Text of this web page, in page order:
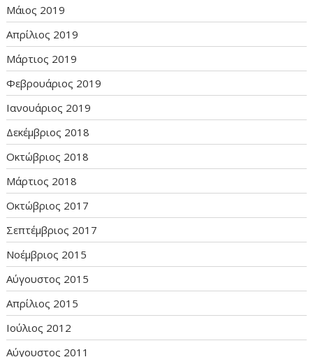
Μάιος 2019
Απρίλιος 2019
Μάρτιος 2019
Φεβρουάριος 2019
Ιανουάριος 2019
Δεκέμβριος 2018
Οκτώβριος 2018
Μάρτιος 2018
Οκτώβριος 2017
Σεπτέμβριος 2017
Νοέμβριος 2015
Αύγουστος 2015
Απρίλιος 2015
Ιούλιος 2012
Αύγουστος 2011